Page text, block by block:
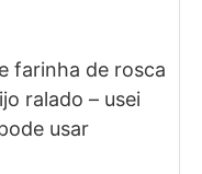
farinha de rosca
ralado – usei
usar